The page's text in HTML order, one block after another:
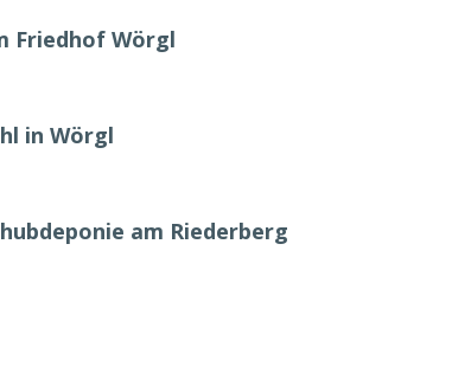
Friedhof Wörgl
in Wörgl
am Riederberg